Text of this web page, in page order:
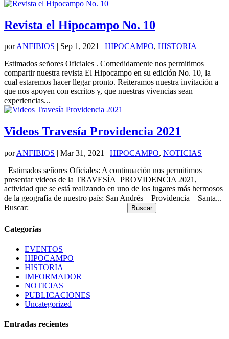
Revista el Hipocampo No. 10
porANFIBIOS | Sep 1, 2021 | HIPOCAMPO, HISTORIA
Estimados señores Oficiales . Comedidamente nos permitimos
compartir nuestra revista El Hipocampo en su edición No. 10, la
cual estaremos hacer llegar pronto. Reiteramos nuestra invitación a
que nos apoyen con escritos y, que nuestras vivencias sean
experiencias...
Videos Travesía Providencia 2021
porANFIBIOS | Mar 31, 2021 | HIPOCAMPO, NOTICIAS
Estimados señores Oficiales: A continuación nos permitimos
presentar videos de la TRAVESÍA PROVIDENCIA 2021,
actividad que se está realizando en uno de los lugares más hermosos
de la geografía de nuestro país: San Andrés – Providencia – Santa...
Buscar:
Categorías
EVENTOS
HIPOCAMPO
HISTORIA
IMFORMADOR
NOTICIAS
PUBLICACIONES
Uncategorized
Entradas recientes